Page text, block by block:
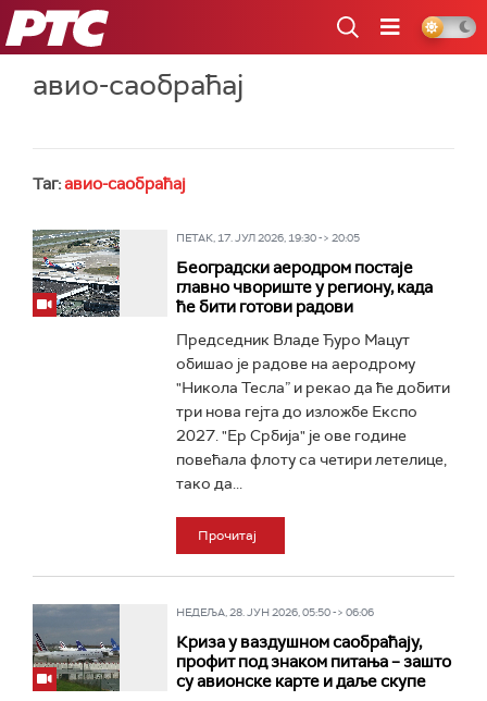
РТС
авио-саобраћај
Таг:авио-саобраћај
ПЕТАК, 17. ЈУЛ 2026, 19:30 -> 20:05
Београдски аеродром постаје
главно чвориште у региону, када
ће бити готови радови
Председник Владе Ђуро Мацут
обишао је радове на аеродрому
"Никола Тесла” и рекао да ће добити
три нова гејта до изложбе Експо
2027. "Ер Србија" је ове године
повећала флоту са четири летелице,
тако да...
Прочитај
НЕДЕЉА, 28. ЈУН 2026, 05:50 -> 06:06
Криза у ваздушном саобраћају,
профит под знаком питања – зашто
су авионске карте и даље скупе